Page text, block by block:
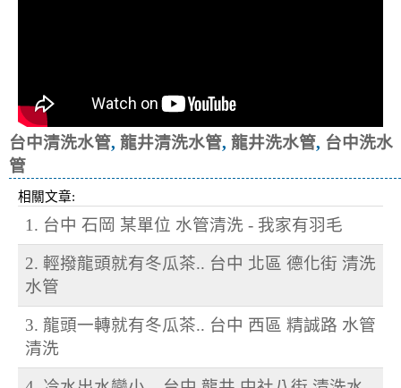
台中清洗水管, 龍井清洗水管, 龍井洗水管, 台中洗水
管
相關文章:
1. 台中 石岡 某單位 水管清洗 - 我家有羽毛
2. 輕撥龍頭就有冬瓜茶.. 台中 北區 德化街 清洗
水管
3. 龍頭一轉就有冬瓜茶.. 台中 西區 精誠路 水管
清洗